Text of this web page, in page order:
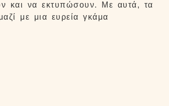
και να εκτυπώσουν. Με αυτά, τα
με μια ευρεία γκάμα